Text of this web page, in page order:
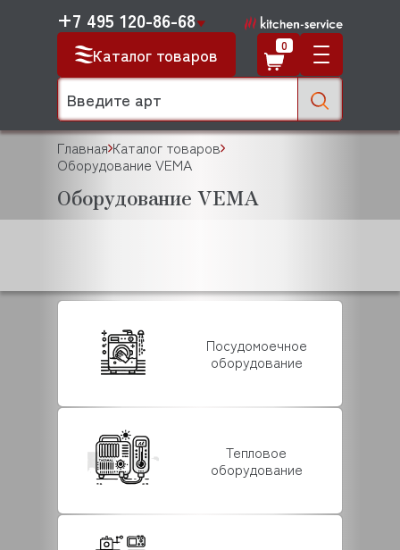
Каталог товаров
+7 495 120-86-68
0
Главная Каталог товаров
Оборудование VEMA
Оборудование VEMA
Посудомоечное
оборудование
Тепловое
оборудование